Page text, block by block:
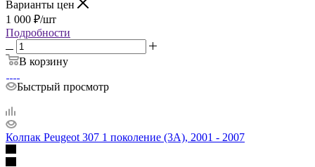
Варианты цен
1 000 ₽/шт
Подробности
В корзину
Быстрый просмотр
Колпак Peugeot 307 1 поколение (3A), 2001 - 2007